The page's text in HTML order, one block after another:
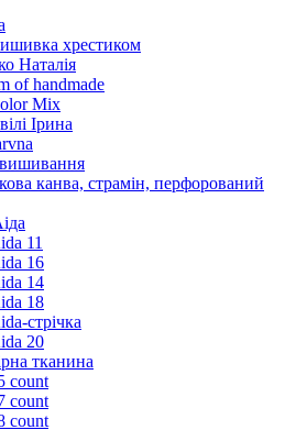
хрестиком
Наталія
of handmade
Mix
Ірина
канва, страмін, перфорований
11
16
14
18
стрічка
20
тканина
count
count
count